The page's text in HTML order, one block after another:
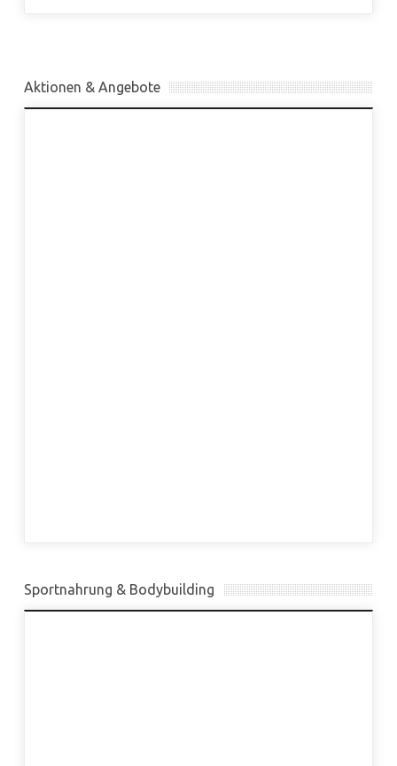
Aktionen & Angebote
Sportnahrung & Bodybuilding